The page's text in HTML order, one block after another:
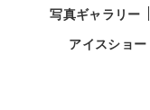
写真ギャラリー
アイスショー